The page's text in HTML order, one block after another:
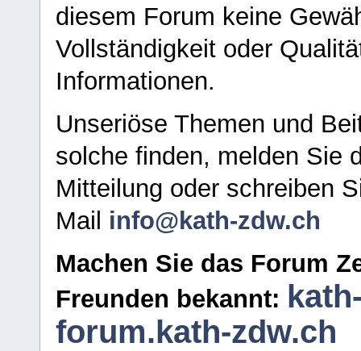
diesem Forum keine
Vollständigkeit oder
Informationen.
Unseriöse Themen und
solche finden, melden Sie
Mitteilung oder schreiben
Mail info@kath-zdw.ch
Machen Sie das Forum
Freunden bekannt:
forum.kath-zdw.ch